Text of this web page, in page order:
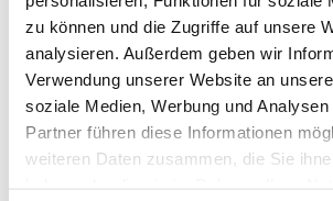
zu können und die Zugriffe auf unsere
analysieren. Außerdem geben wir
Verwendung unserer Website an
soziale Medien, Werbung und
Partner führen diese Informationen
weiteren Daten zusammen, die Sie
Beschreibung
Downloads